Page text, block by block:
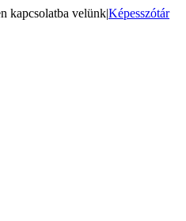
kapcsolatba velünk|Képesszótár